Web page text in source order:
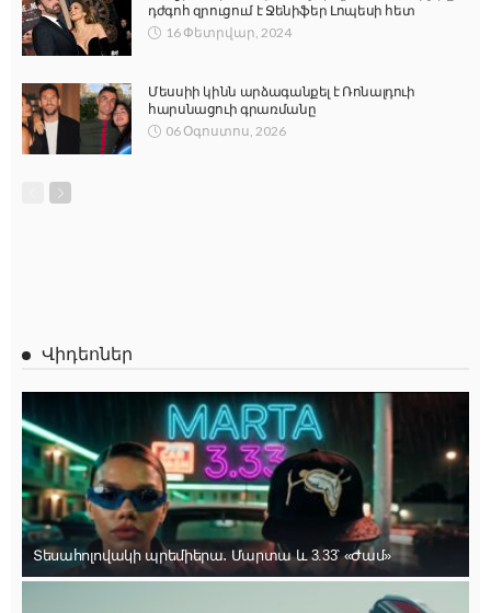
դժգոհ զրուցում է Ջենիֆեր Լոպեսի հետ
16 Փետրվար, 2024
Մեսսիի կինն արձագանքել է Ռոնալդուի
հարսնացուի գրառմանը
06 Օգոստոս, 2026
Վիդեոներ
Տեսահոլովակի պրեմիերա․ Մարտա և 3.33՝ «Ժամ»